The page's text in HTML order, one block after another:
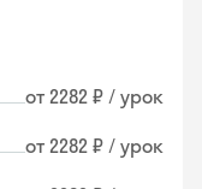
от 2282 ₽ / урок
от 2282 ₽ / урок